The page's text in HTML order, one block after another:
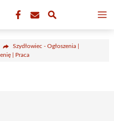
Szydłowiec - Ogłoszenia |
| Praca